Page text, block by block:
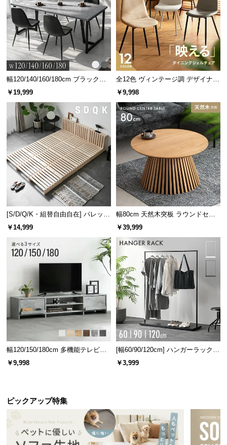
情
報
端まで無駄のないサイドスペース
サイドスペースの幅は 約31cm。物が出し入れしやす
い仕様になっているので気軽に手を伸ばしてご利用
いただけます｡
約31㎝
広々とした天板上のスペース
ディスプレイスペースとしても最適な天板上のスペ
ースは、小物や植物を飾って自分好みのインテリア
を楽しめます。
幅120/140/160/180cm ブラックフ
レーム ダイニング 大理石調 4人掛
￥19,999
全12色 ヴィンテージ調 デザイナー
ズシェルチェア
￥9,998
[S/D/Q/K・組替自由自在] パレット
ベッド 8/12/16枚セット
￥14,999
幅80cm 天然木突板 ラウンドセン
ターテーブル 美しい格子デザイン
￥39,999
幅120/150/180cm 多機能テレビボ
ード 木目/石目調 オープン収納・
￥9,998
[幅60/90/120cm] ハンガーラック
スチール 4段階高さ調節 サイドフ
￥3,999
ピックアップ特集